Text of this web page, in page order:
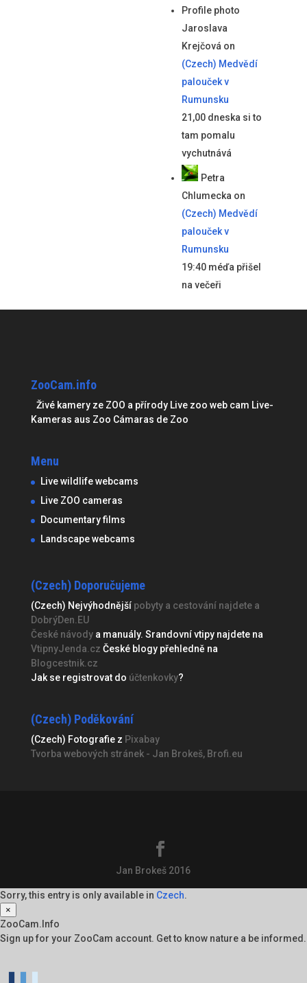
Jaroslava
Krejčová on
(Czech) Medvědí
palouček v
Rumunsku
21,00 dneska si to
tam pomalu
vychutnává
Petra
Chlumecka on
(Czech) Medvědí
palouček v
Rumunsku
19:40 méďa přišel
na večeři
ZooCam.info
Živé kamery ze ZOO a přírody Live zoo web cam Live-
Kameras aus Zoo Cámaras de Zoo
Menu
Live wildlife webcams
Live ZOO cameras
Documentary films
Landscape webcams
(Czech) Doporučujeme
(Czech) Nejvýhodnější pobyty a cestování najdete a
DobrýDen.EU
České návodya manuály. Srandovní vtipy najdete na
VtipnyJenda.cz České blogy přehledně na
Blogcestnik.cz
Jak se registrovat do účtenkovky?
(Czech) Poděkování
(Czech) Fotografie z Pixabay
Tvorba webových stránek - Jan Brokeš, Brofi.eu
Jan Brokeš 2016
Sorry, this entry is only available in Czech.
×
ZooCam.Info
Sign up for your ZooCam account. Get to know nature a be informed.